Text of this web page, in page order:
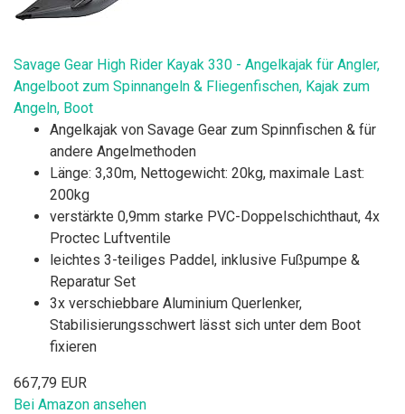
Savage Gear High Rider Kayak 330 - Angelkajak für Angler,
Angelboot zum Spinnangeln & Fliegenfischen, Kajak zum
Angeln, Boot
Angelkajak von Savage Gear zum Spinnfischen & für
andere Angelmethoden
Länge: 3,30m, Nettogewicht: 20kg, maximale Last:
200kg
verstärkte 0,9mm starke PVC-Doppelschichthaut, 4x
Proctec Luftventile
leichtes 3-teiliges Paddel, inklusive Fußpumpe &
Reparatur Set
3x verschiebbare Aluminium Querlenker,
Stabilisierungsschwert lässt sich unter dem Boot
fixieren
667,79 EUR
Bei Amazon ansehen